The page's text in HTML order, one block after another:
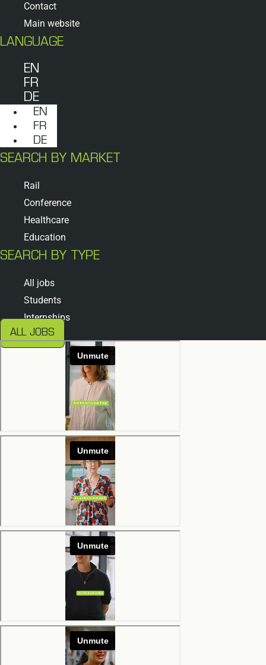
Contact
Main website
LANGUAGE
EN
FR
DE
EN
FR
DE
SEARCH BY MARKET
Rail
Conference
Healthcare
Education
SEARCH BY TYPE
All jobs
Students
Internships
ALL JOBS